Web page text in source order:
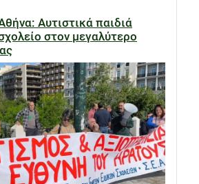
Αυτιστικά παιδιά
στον μεγαλύτερο